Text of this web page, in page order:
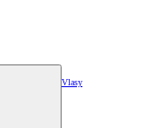
Vlasy